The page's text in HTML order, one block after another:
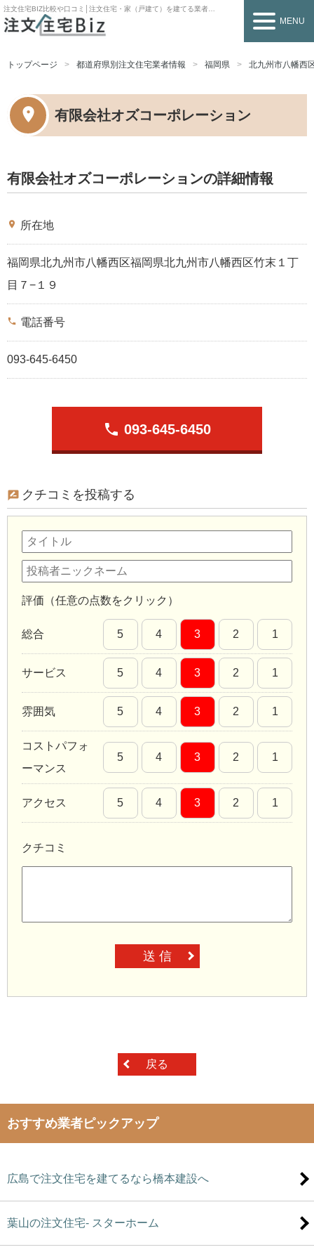
注文住宅BIZ比較や口コミ│注文住宅・家（戸建て）を建てる業者を探すなら
MENU
トップページ 都道府県別注文住宅業者情報 福岡県 北九州市八幡西
有限会社オズコーポレーション
有限会社オズコーポレーションの詳細情報
place 所在地
福岡県北九州市八幡西区福岡県北九州市八幡西区竹末１丁
目７−１９
phone 電話番号
093-645-6450
phone 093-645-6450
クチコミを投稿する
評価（任意の点数をクリック）
総合 5 4 3 2 1
サービス 5 4 3 2 1
雰囲気 5 4 3 2 1
コストパフォ
ーマンス
5 4 3 2 1
アクセス 5 4 3 2 1
クチコミ
送 信
戻る
おすすめ業者ピックアップ
広島で注文住宅を建てるなら橋本建設へ
葉山の注文住宅- スターホーム